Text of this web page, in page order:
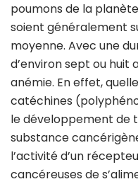
poumons de la
soient généralement
moyenne. Avec une
d’environ sept ou huit
anémie. En effet,
catéchines
le développement de
substance
l’activité d’un
cancéreuses de